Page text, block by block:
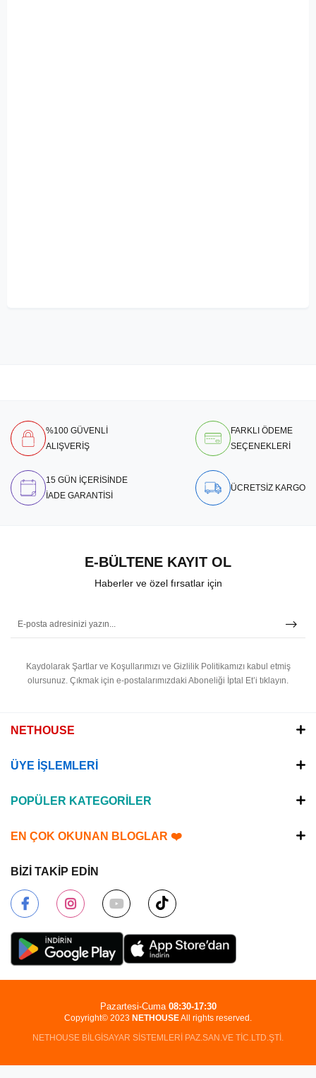
%100 GÜVENLİ
ALIŞVERİŞ
FARKLI ÖDEME
SEÇENEKLERİ
15 GÜN İÇERİSİNDE
İADE GARANTİSİ
ÜCRETSİZ KARGO
E-BÜLTENE KAYIT OL
Haberler ve özel fırsatlar için
Kaydolarak Şartlar ve Koşullarımızı ve Gizlilik Politikamızı kabul etmiş
olursunuz. Çıkmak için e-postalarımızdaki Aboneliği İptal Et’i tıklayın.
NETHOUSE
ÜYE İŞLEMLERİ
POPÜLER KATEGORİLER
EN ÇOK OKUNAN BLOGLAR ❤️
BİZİ TAKİP EDİN
Copyright© 2023 NETHOUSEAll rights reserved.
NETHOUSE BİLGİSAYAR SİSTEMLERİ PAZ.SAN.VE TİC.LTD.ŞTİ.
Pazartesi-Cuma 08:30-17:30